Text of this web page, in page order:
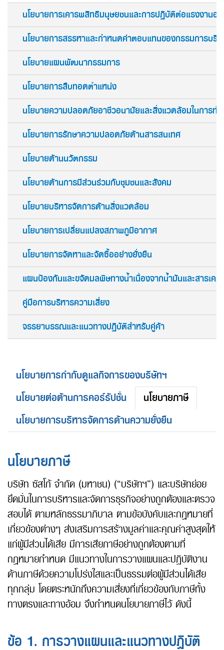
นโยบายการเคารพสิทธิมนุษยชนและการปฏิบัติต่อแรงงานอ
นโยบายการสรรหาและกำหนดค่าตอบแทนของกรรมการบริ
นโยบายแผนพัฒนากรรมการ
นโยบายการสืบทอดตำแหน่ง
นโยบายความปลอดภัยอาชีวอนามัยและสิ่งแวดล้อมในการทำ
นโยบายการรักษาความปลอดภัยด้านสารสนเทศ
นโยบายด้านนวัตกรรม
นโยบายด้านการมีส่วนร่วมกับชุมชนและสังคม
นโยบายบริหารจัดการด้านสิ่งแวดล้อม
นโยบายการเปลี่ยนแปลงสภาพภูมิอากาศ
นโยบายการจัดหาและจัดซื้ออย่างยั่งยืน
แผนป้องกันและขจัดมลพิษทางน้ำเนื่องจากน้ำมันและสารเค
คู่มือการบริหารความเสี่ยง
จรรยาบรรณและแนวทางปฏิบัติสำหรับคู่ค้า
นโยบายการกำกับดูแลกิจการของบริษัทฯ
นโยบายต่อต้านการคอร์รัปชั่น
นโยบายภาษี
นโยบายการบริหารจัดการด้านความยั่งยืน
นโยบายภาษี
บริษัท ซัสโก้ จำกัด (มหาชน) (“บริษัทฯ”) และบริษัทย่อย
ยึดมั่นในการบริหารและจัดการธุรกิจอย่างถูกต้องและตรวจ
สอบได้ ตามหลักธรรมาภิบาล ตามข้อบังคับและกฎหมายที่
เกี่ยวข้องต่างๆ ส่งเสริมการสร้างมูลค่าและคุณค่าสูงสุดให้
แก่ผู้มีส่วนได้เสีย มีการเสียภาษีอย่างถูกต้องตามที่
กฎหมายกำหนด มีแนวทางในการวางแผนและปฏิบัติงาน
ด้านภาษีด้วยความโปร่งใสและเป็นธรรมต่อผู้มีส่วนได้เสีย
ทุกกลุ่ม โดยตระหนักถึงความเสี่ยงที่เกี่ยวข้องกับภาษีทั้ง
ทางตรงและทางอ้อม จึงกำหนดนโยบายภาษีไว้ ดังนี้
ข้อ 1. การวางแผนและแนวทางปฏิบัติ